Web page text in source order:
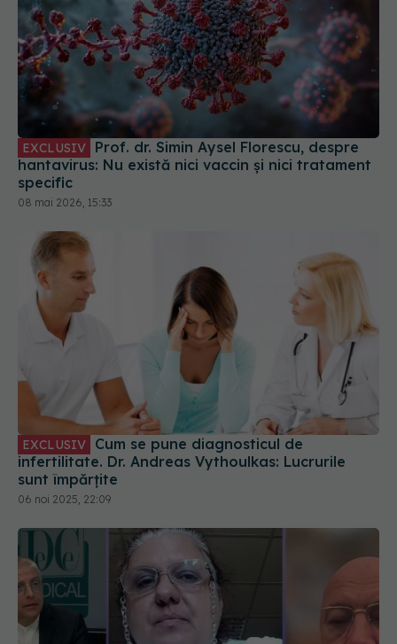
EXCLUSIV
hantavirus: Nu există nici vaccin și nici tratament
specific
08 mai 2026, 15:33
EXCLUSIV
infertilitate. Dr. Andreas Vythoulkas: Lucrurile
sunt împărțite
06 noi 2025, 22:09